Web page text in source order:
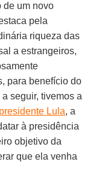
de um novo
pela
riqueza das
a estrangeiros,
para benefício do
seguir, tivemos a
Lula, a
à presidência
objetivo da
que ela venha